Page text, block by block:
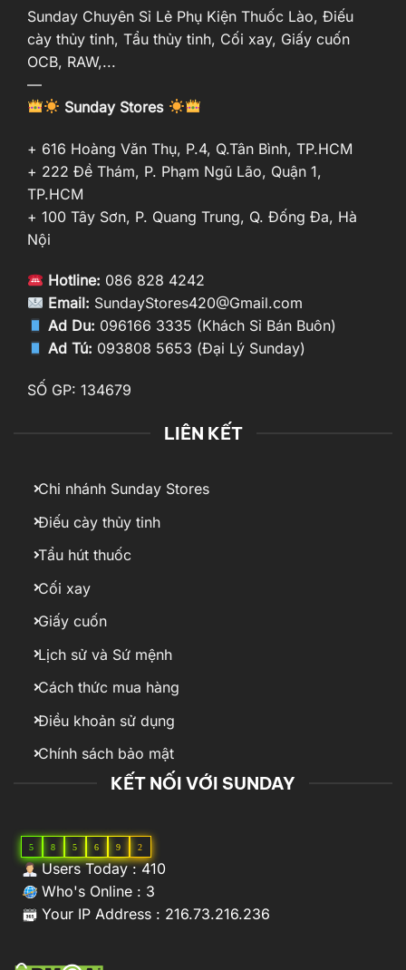
Sunday Chuyên Sỉ Lẻ Phụ Kiện Thuốc Lào, Điếu
cày thủy tinh, Tẩu thủy tinh, Cối xay, Giấy cuốn
OCB, RAW,...
—
Sunday Stores
+ 616 Hoàng Văn Thụ, P.4, Q.Tân Bình, TP.HCM
+ 222 Đề Thám, P. Phạm Ngũ Lão, Quận 1,
TP.HCM
+ 100 Tây Sơn, P. Quang Trung, Q. Đống Đa, Hà
Nội
Hotline: 086 828 4242
Email: SundayStores420@Gmail.com
Ad Du: 096166 3335 (Khách Sỉ Bán Buôn)
Ad Tú: 093808 5653 (Đại Lý Sunday)
SỐ GP: 134679
LIÊN KẾT
Chi nhánh Sunday Stores
Điếu cày thủy tinh
Tẩu hút thuốc
Cối xay
Giấy cuốn
Lịch sử và Sứ mệnh
Cách thức mua hàng
Điều khoản sử dụng
Chính sách bảo mật
KẾT NỐI VỚI SUNDAY
5 8 5 6 9 2
Users Today : 410
Who's Online : 3
Your IP Address : 216.73.216.236